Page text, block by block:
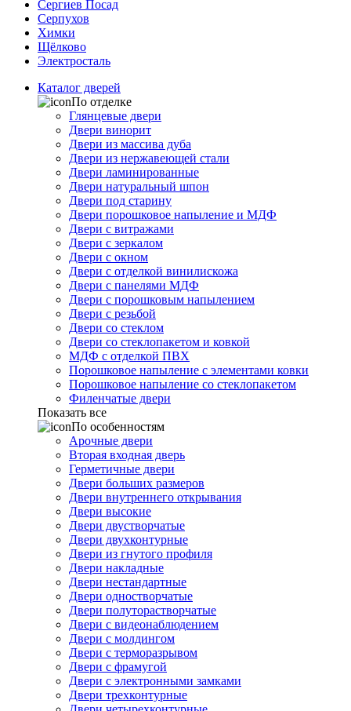
Сергиев Посад
Серпухов
Химки
Щёлково
Электросталь
Каталог дверей
По отделке
Глянцевые двери
Двери винорит
Двери из массива дуба
Двери из нержавеющей стали
Двери ламинированные
Двери натуральный шпон
Двери под старину
Двери порошковое напыление и МДФ
Двери с витражами
Двери с зеркалом
Двери с окном
Двери с отделкой винилискожа
Двери с панелями МДФ
Двери с порошковым напылением
Двери с резьбой
Двери со стеклом
Двери со стеклопакетом и ковкой
МДФ с отделкой ПВХ
Порошковое напыление с элементами ковки
Порошковое напыление со стеклопакетом
Филенчатые двери
Показать все
По особенностям
Арочные двери
Вторая входная дверь
Герметичные двери
Двери больших размеров
Двери внутреннего открывания
Двери высокие
Двери двустворчатые
Двери двухконтурные
Двери из гнутого профиля
Двери накладные
Двери нестандартные
Двери одностворчатые
Двери полуторастворчатые
Двери с видеонаблюдением
Двери с молдингом
Двери с терморазрывом
Двери с фрамугой
Двери с электронными замками
Двери трехконтурные